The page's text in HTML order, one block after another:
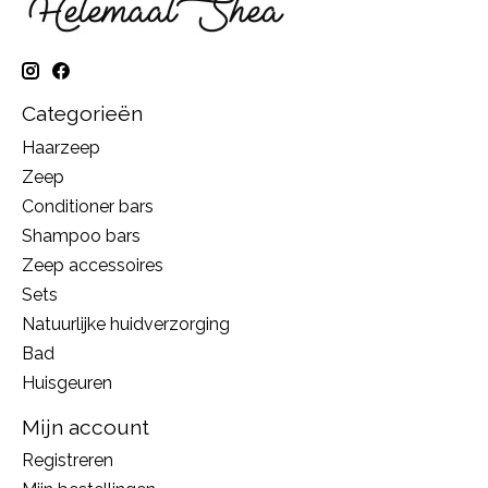
Categorieën
Haarzeep
Zeep
Conditioner bars
Shampoo bars
Zeep accessoires
Sets
Natuurlijke huidverzorging
Bad
Huisgeuren
Mijn account
Registreren